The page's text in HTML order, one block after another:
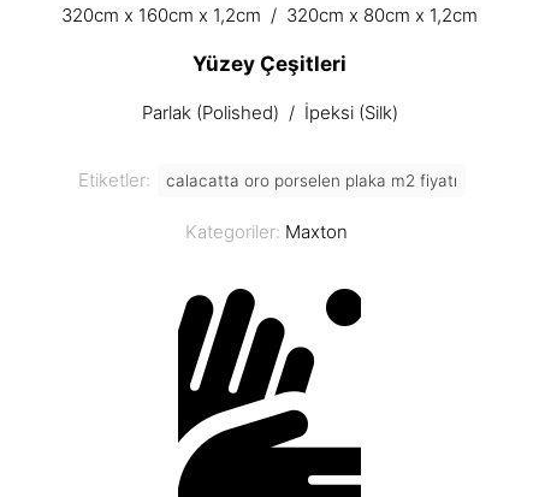
320cm x 160cm x 1,2cm / 320cm x 80cm x 1,2cm
Yüzey Çeşitleri
Parlak (Polished) / İpeksi (Silk)
Kategoriler: Maxton
Etiketler: calacatta oro porselen plaka m2 fiyatı